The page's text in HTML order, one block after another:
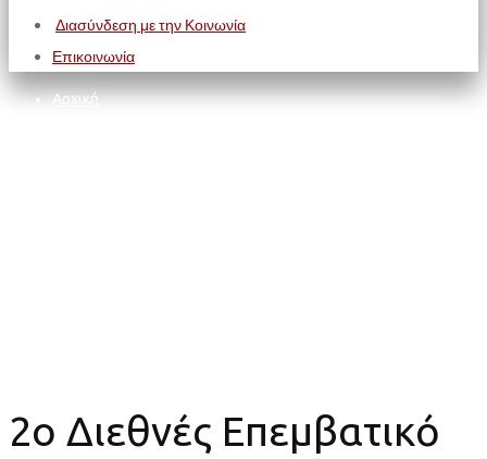
Διασύνδεση με την Κοινωνία
Επικοινωνία
Αρχική
2o Διεθνές Επεμβατικό